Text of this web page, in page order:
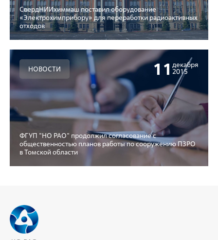
СвердНИИхиммаш поставил оборудование
«Электрохимприбору» для переработки радиоактивных
отходов
НОВОСТИ 11 декабря
2015
ФГУП "НО РАО" продолжил согласование с
общественностью планов работы по сооружению ПЗРО
в Томской области